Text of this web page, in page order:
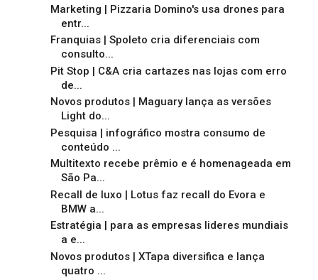
Marketing | Pizzaria Domino's usa drones para
entr...
Franquias | Spoleto cria diferenciais com
consulto...
Pit Stop | C&A cria cartazes nas lojas com erro
de...
Novos produtos | Maguary lança as versões
Light do...
Pesquisa | infográfico mostra consumo de
conteúdo ...
Multitexto recebe prêmio e é homenageada em
São Pa...
Recall de luxo | Lotus faz recall do Evora e
BMW a...
Estratégia | para as empresas lideres mundiais
a e...
Novos produtos | XTapa diversifica e lança
quatro ...